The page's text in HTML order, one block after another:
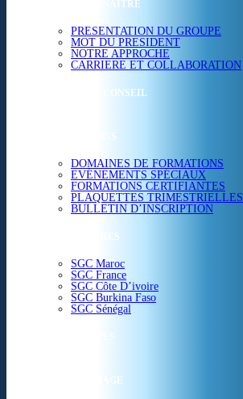
NOUS CONNAITRE
PRESENTATION DU GROUPE
MOT DU PRESIDENT
NOTRE APPROCHE
CARRIERE ET COLLABORATION
ETUDES & CONSEIL
FORMATIONS
DOMAINES DE FORMATIONS
EVÉNEMENTS SPÉCIAUX
FORMATIONS CERTIFIANTES
PLAQUETTES TRIMESTRIELLES
BULLETIN D’INSCRIPTION
NOS CENTRES
SGC Maroc
SGC France
SGC Côte D’ivoire
SGC Burkina Faso
SGC Sénégal
ACTUALITÉS
SGC EN IMAGE